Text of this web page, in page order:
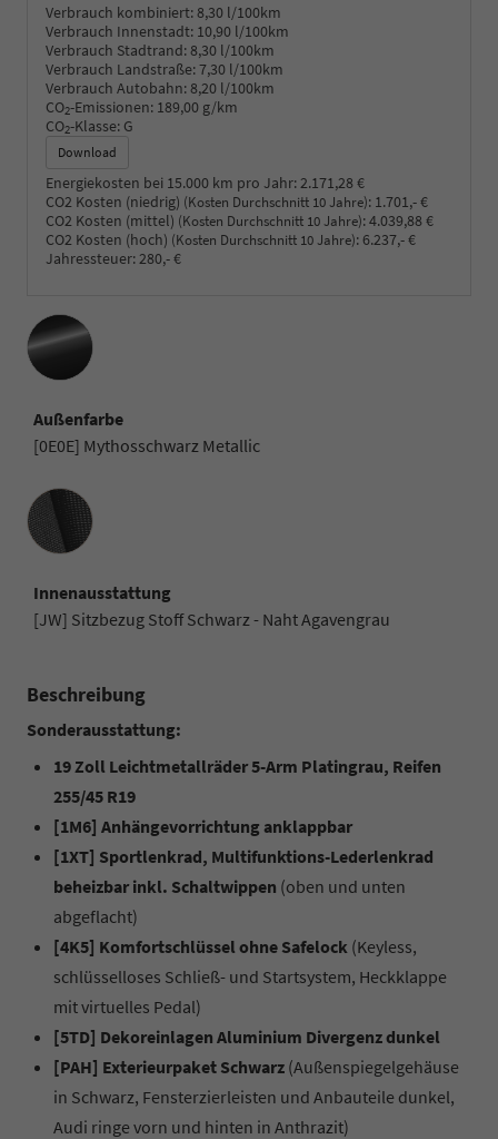
Verbrauch kombiniert:8,30 l/100km
Verbrauch Innenstadt: 10,90 l/100km
Verbrauch Stadtrand:8,30 l/100km
Verbrauch Landstraße:7,30 l/100km
Verbrauch Autobahn:8,20 l/100km
CO2-Emissionen: 189,00 g/km
CO2-Klasse: G
Download
Energiekosten bei 15.000 km pro Jahr: 2.171,28 €
CO2 Kosten (niedrig) (Kosten Durchschnitt 10 Jahre): 1.701,- €
CO2 Kosten (mittel) (Kosten Durchschnitt 10 Jahre):4.039,88 €
CO2 Kosten (hoch) (Kosten Durchschnitt 10 Jahre): 6.237,- €
Jahressteuer: 280,- €
Außenfarbe
[0E0E] Mythosschwarz Metallic
Innenausstattung
Innenausstattung
[JW] Sitzbezug Stoff Schwarz - Naht Agavengrau
Beschreibung
Sonderausstattung:
19 Zoll Leichtmetallräder 5-Arm Platingrau, Reifen
255/45 R19
[1M6] Anhängevorrichtung anklappbar
[1XT] Sportlenkrad, Multifunktions-Lederlenkrad
beheizbar inkl. Schaltwippen (oben und unten
abgeflacht)
[4K5] Komfortschlüssel ohne Safelock (Keyless,
schlüsselloses Schließ- und Startsystem, Heckklappe
mit virtuelles Pedal)
[5TD] Dekoreinlagen Aluminium Divergenz dunkel
[PAH] Exterieurpaket Schwarz (Außenspiegelgehäuse
in Schwarz, Fensterzierleisten und Anbauteile dunkel,
Audi ringe vorn und hinten in Anthrazit)